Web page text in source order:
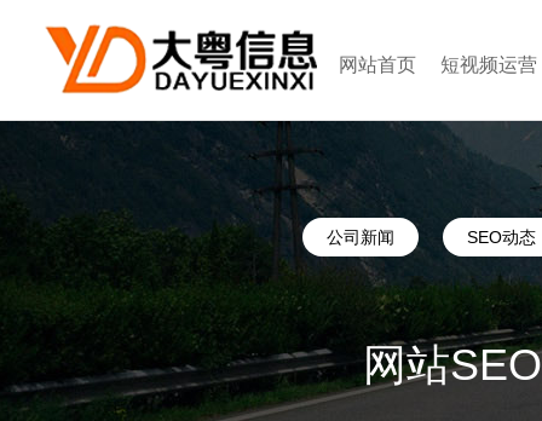
网站首页 短视频运营
公司新闻 SEO动态
网站